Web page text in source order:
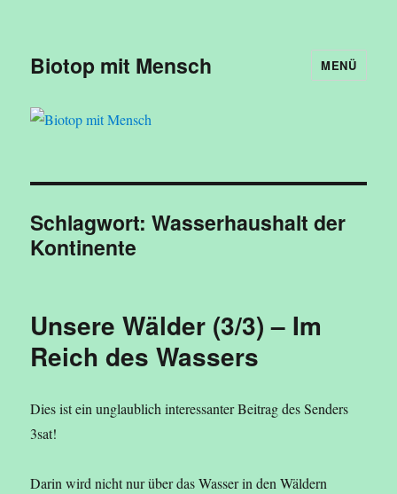
Biotop mit Mensch MENÜ
Schlagwort:Wasserhaushalt der
Kontinente
Unsere Wälder (3/3) – Im
Reich des Wassers
Dies ist ein unglaublich interessanter Beitrag des Senders
3sat!
Darin wird nicht nur über das Wasser in den Wäldern